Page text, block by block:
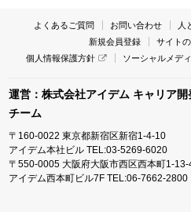
よくあるご質問 お問い合わせ 人
新規会員登録
サイト
個人情報保護方針
ソーシャルメデ
運営：株式会社アイデム キャリア
チーム
〒160-0022 東京都新宿区新宿1-4-10
アイデム本社ビル TEL:03-5269-6020
〒550-0005 大阪府大阪市西区西本町1-13-
アイデム西本町ビル7F TEL:06-7662-2800